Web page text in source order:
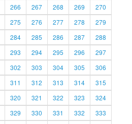
266 267 268 269
270
275 276 277 278
279
284 285 286 287
288
293 294 295 296
297
302 303 304 305
306
311 312 313 314
315
320 321 322 323
324
329 330 331 332
333